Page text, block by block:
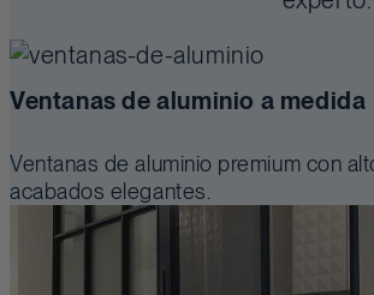
Ventanas de aluminio a medida
Ventanas de aluminio premium con
acabados elegantes.